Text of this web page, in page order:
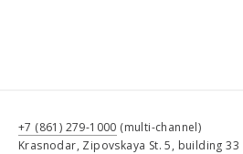
+7 (861) 279-1000 (multi-channel)
Krasnodar, Zipovskaya St. 5, building 33